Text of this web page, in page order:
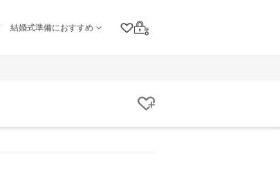
結婚式準備におすすめ
クリップリスト
ログイン
クリップする